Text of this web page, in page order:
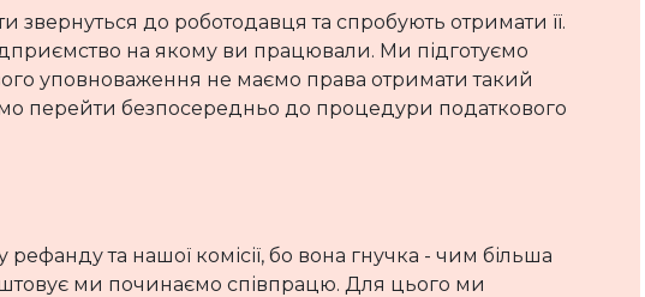
звернуться до роботодавця та спробують отримати її.
на якому ви працювали. Ми підготуємо
уповноваження не маємо права отримати такий
перейти безпосередньо до процедури податкового
та нашої комісії, бо вона гнучка - чим більша
ми починаємо співпрацю. Для цього ми